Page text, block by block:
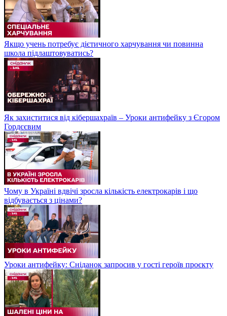
Якщо учень потребує дієтичного харчування чи повинна
школа підлаштовуватись?
Як захиститися від кібершахраїв – Уроки антифейку з Єгором
Гордєєвим
Чому в Україні вдвічі зросла кількість електрокарів і що
відбувається з цінами?
Уроки антифейку: Сніданок запросив у гості героїв проєкту